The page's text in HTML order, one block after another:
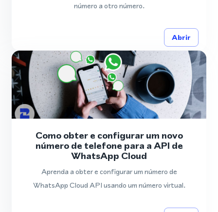
número a otro número.
Abrir
Como obter e configurar um novo
número de telefone para a API de
WhatsApp Cloud
Aprenda a obter e configurar um número de
WhatsApp Cloud API usando um número virtual.